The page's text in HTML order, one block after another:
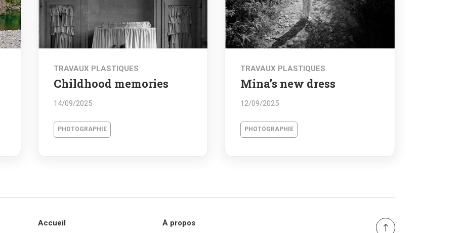
TRAVAUX PLASTIQUES
Childhood memories
14/09/2025
PHOTOGRAPHIE
TRAVAUX PLASTIQUES
Mina’s new dress
12/09/2025
PHOTOGRAPHIE
Accueil À propos !